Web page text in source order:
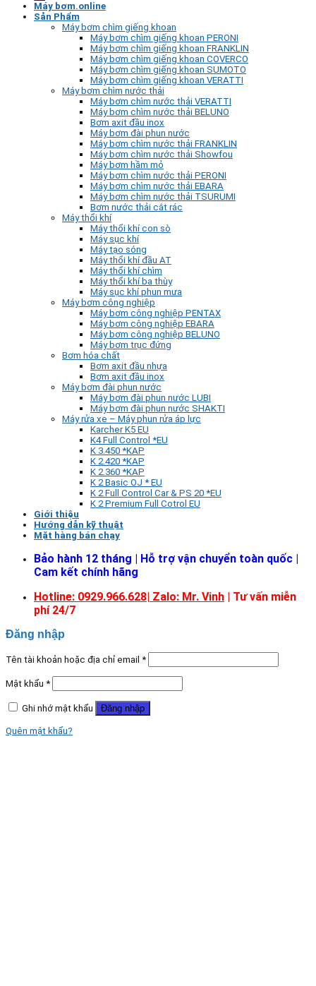
Máy bơm.online
Sản Phẩm
Máy bơm chìm giếng khoan
Máy bơm chìm giếng khoan PERONI
Máy bơm chìm giếng khoan FRANKLIN
Máy bơm chìm giếng khoan COVERCO
Máy bơm chìm giếng khoan SUMOTO
Máy bơm chìm giếng khoan VERATTI
Máy bơm chìm nước thải
Máy bơm chìm nước thải VERATTI
Máy bơm chìm nước thải BELUNO
Bơm axit đầu inox
Máy bơm đài phun nước
Máy bơm chìm nước thải FRANKLIN
Máy bơm chìm nước thải Showfou
Máy bơm hầm mỏ
Máy bơm chìm nước thải PERONI
Máy bơm chìm nước thải EBARA
Máy bơm chìm nước thải TSURUMI
Bơm nước thải cắt rác
Máy thổi khí
Máy thổi khí con sò
Máy sục khí
Máy tạo sóng
Máy thổi khí đầu AT
Máy thổi khí chìm
Máy thổi khí ba thùy
Máy sục khí phun mưa
Máy bơm công nghiệp
Máy bơm công nghiệp PENTAX
Máy bơm công nghiệp EBARA
Máy bơm công nghiệp BELUNO
Máy bơm trục đứng
Bơm hóa chất
Bơm axit đầu nhựa
Bơm axit đầu inox
Máy bơm đài phun nước
Máy bơm đài phun nước LUBI
Máy bơm đài phun nước SHAKTI
Máy rửa xe – Máy phun rửa áp lực
Karcher K5 EU
K4 Full Control *EU
K 3.450 *KAP
K 2.420 *KAP
K 2.360 *KAP
K 2 Basic OJ * EU
K 2 Full Control Car & PS 20 *EU
K 2 Premium Full Cotrol EU
Giới thiệu
Hướng dẫn kỹ thuật
Mặt hàng bán chạy
Bảo hành 12 tháng | Hỗ trợ vận chuyển toàn quốc |
Cam kết chính hãng
Hotline: 0929.966.628| Zalo: Mr. Vinh | Tư vấn miễn
phí 24/7
Đăng nhập
Tên tài khoản hoặc địa chỉ email *
Mật khẩu *
Ghi nhớ mật khẩu Đăng nhập
Quên mật khẩu?